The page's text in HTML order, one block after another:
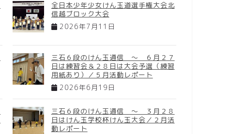
全日本少年少女けん玉道選手権大会北
信越ブロック大会
2026年7月11日
三石６段のけん玉通信 ～ ６月２７
日は練習会＆２８日は大会予選（練習
用紙あり）／５月活動レポート
2026年6月19日
三石６段のけん玉通信 ～ ３月２８
日はけん玉学校杯けん玉大会／２月活
動レポート